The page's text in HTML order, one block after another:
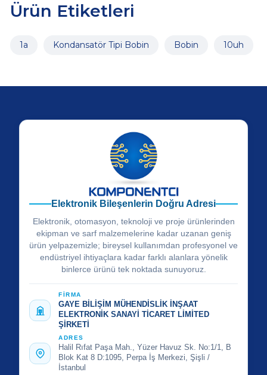
Ürün Etiketleri
1a Kondansatör Tipi Bobin Bobin 10uh
Elektronik Bileşenlerin Doğru Adresi
Elektronik, otomasyon, teknoloji ve proje ürünlerinden
ekipman ve sarf malzemelerine kadar uzanan geniş
ürün yelpazemizle; bireysel kullanımdan profesyonel ve
endüstriyel ihtiyaçlara kadar farklı alanlara yönelik
binlerce ürünü tek noktada sunuyoruz.
FİRMA
GAYE BİLİŞİM MÜHENDİSLİK İNŞAAT
ELEKTRONİK SANAYİ TİCARET LİMİTED
ŞİRKETİ
ADRES
Halil Rıfat Paşa Mah., Yüzer Havuz Sk. No:1/1, B
Blok Kat 8 D:1095, Perpa İş Merkezi, Şişli /
İstanbul